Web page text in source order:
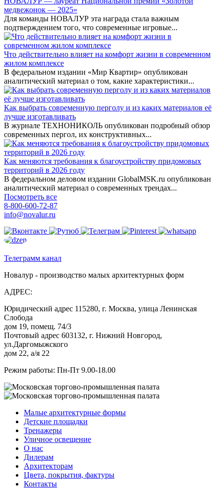
медвежонок — 2025»
Для команды НОВАЛУР эта награда стала важным
подтверждением того, что современные игровые...
Что действительно влияет на комфорт жизни в современном
жилом комплексе
В федеральном издании «Мир Квартир» опубликован
аналитический материал о том, какие характеристики...
Как выбрать современную перголу и из каких материалов её
лучше изготавливать
В журнале ТЕХНОНИКОЛЬ опубликован подробный обзор
современных пергол, их конструктивных...
Как меняются требования к благоустройству придомовых
территорий в 2026 году
В федеральном деловом издании GlobalMSK.ru опубликован
аналитический материал о современных трендах...
Посмотреть все
8-800-600-72-87
info@novalur.ru
Телеграмм канал
Новалур - производство малых архитектурных форм
АДРЕС:
Юридический адрес 115280, г. Москва, улица Ленинская
Слобода
дом 19, помещ. 74/3
Почтовый адрес 603132, г. Нижний Новгород,
ул.Даргомыжского
дом 22, а/я 22
Режим работы: Пн-Пт 9.00-18.00
Малые архитектурные формы
Детские площадки
Тренажеры
Уличное освещение
О нас
Дилерам
Архитекторам
Цвета, покрытия, фактуры
Контакты